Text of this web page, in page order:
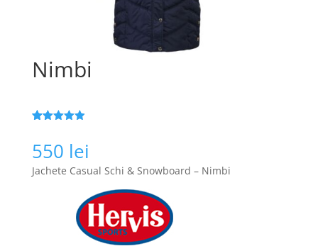
Nimbi
pe baza a
de evaluări
de la clienți
550 lei
Jachete Casual Schi & Snowboard – Nimbi